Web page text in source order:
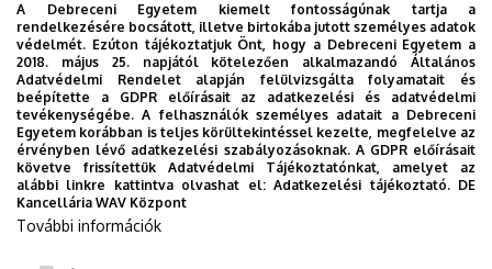
2026. augusztus 7.
Univerzum: A Debreceni Egyetem
titkos receptjei
KUTATÁS TUDOMÁNY
A Debreceni Egyetem kiemelt fontosságúnak tartja a
rendelkezésére bocsátott, illetve birtokába jutott személyes adatok
védelmét. Ezúton tájékoztatjuk Önt, hogy a Debreceni Egyetem a
2018. május 25. napjától kötelezően alkalmazandó Általános
Adatvédelmi Rendelet alapján felülvizsgálta folyamatait és
beépítette a GDPR előírásait az adatkezelési és adatvédelmi
tevékenységébe. A felhasználók személyes adatait a Debreceni
Egyetem korábban is teljes körültekintéssel kezelte, megfelelve az
érvényben lévő adatkezelési szabályozásoknak. A GDPR előírásait
követve frissítettük Adatvédelmi Tájékoztatónkat, amelyet az
alábbi linkre kattintva olvashat el:Adatkezelési tájékoztató. DE
Kancellária WAV Központ
További információk